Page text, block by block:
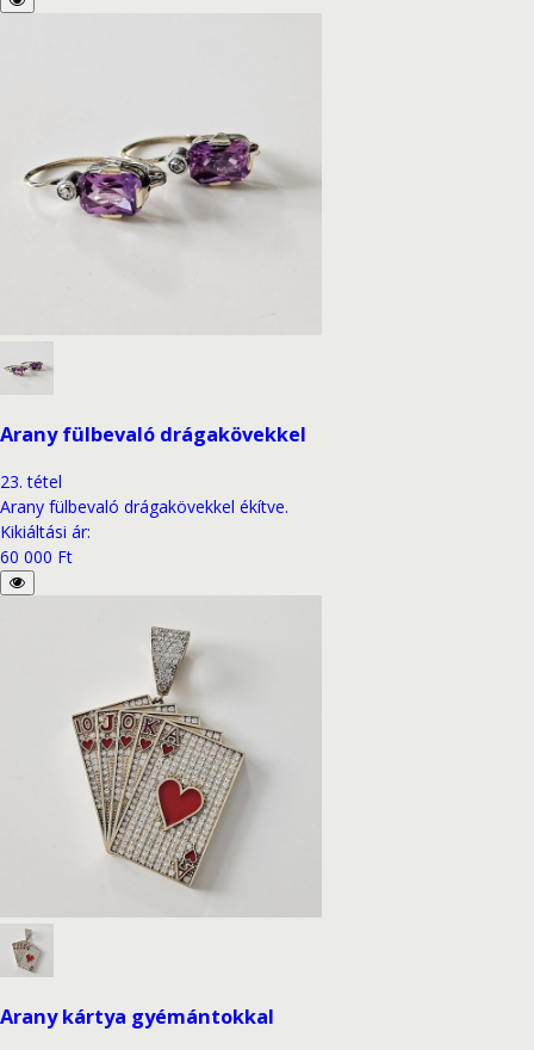
Arany fülbevaló drágakövekkel
23. tétel
Arany fülbevaló drágakövekkel ékítve.
Kikiáltási ár:
60 000 Ft
Arany kártya gyémántokkal